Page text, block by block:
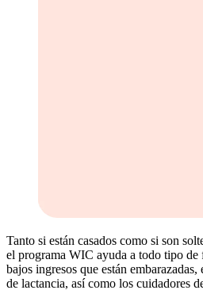
Tanto si están casados como si son
el programa WIC ayuda a todo tipo de
bajos ingresos que están
de lactancia, así como los cuidadores